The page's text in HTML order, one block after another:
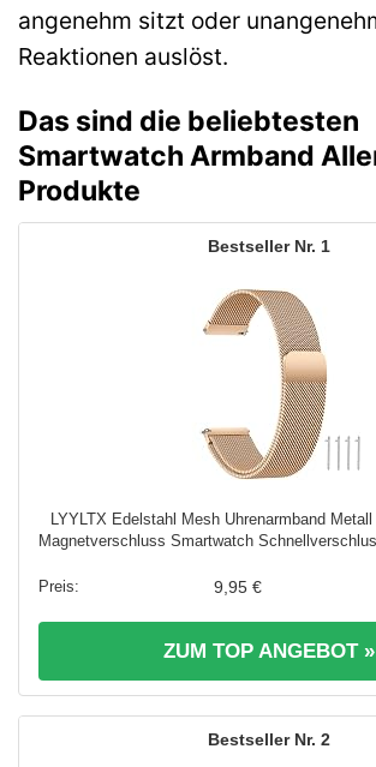
angenehm sitzt oder
Reaktionen auslöst.
Das sind die beliebtesten
Smartwatch Armband
Produkte
1
LYYLTX Edelstahl Mesh Uhrenarmband
Magnetverschluss Smartwatch
9,95 €
ZUM TOP ANGEBOT »
2